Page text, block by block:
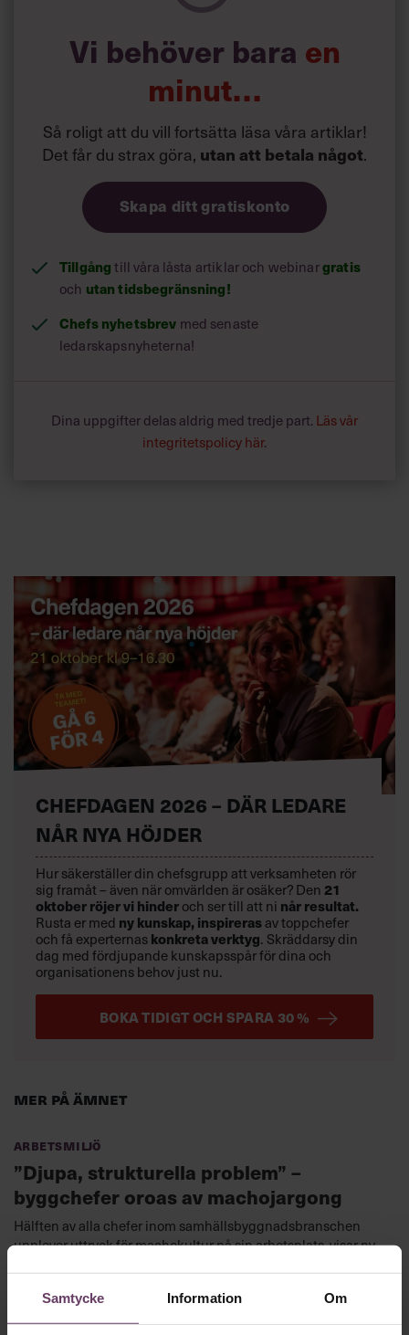
Samtycke Information Om
att sätta mål i din vardag.
Vi behöver bara en
minut…
Så roligt att du vill fortsätta läsa våra artiklar!
Det får du strax göra, utan att betala något.
Skapa ditt gratiskonto
Tillgång till våra låsta artiklar och webinargratis
och utan tidsbegränsning!
Chefs nyhetsbrev med senaste
ledarskapsnyheterna!
Dina uppgifter delas aldrig med tredje part. Läs vår
integritetspolicy här.
Mer på ämnet
Arbetsmiljö
”Djupa, strukturella problem” –
byggchefer oroas av machojargong
Hälften av alla chefer inom samhällsbyggnadsbranschen
upplever uttryck för machokultur på sin arbetsplats, visar ny
Arbetsrätt
CHEFDAGEN 2026 – DÄR LEDARE
NÅR NYA HÖJDER
Hur säkerställer din chefsgrupp att verksamheten rör
sig framåt – även när omvärlden är osäker? Den 21
oktoberröjer vi hinder och ser till att ni når resultat.
Rusta er med ny kunskap, inspirerasav toppchefer
och få experternas konkreta verktyg. Skräddarsy din
dag med fördjupande kunskapsspår för dina och
organisationens behov just nu.
BOKA TIDIGT OCH SPARA 30 %